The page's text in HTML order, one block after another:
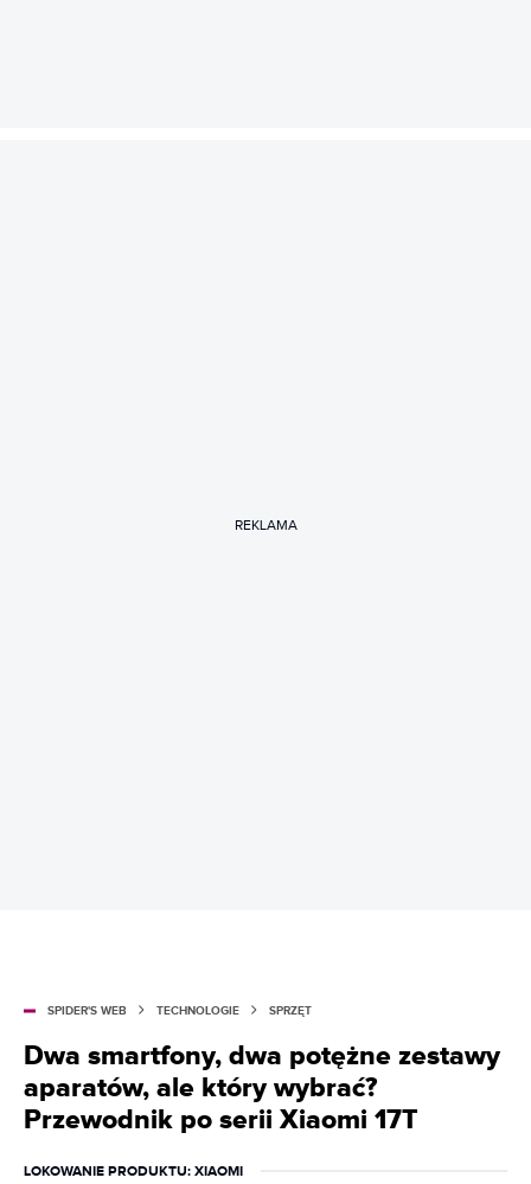
REKLAMA
SPIDER'S WEB TECHNOLOGIE SPRZĘT
Dwa smartfony, dwa potężne zestawy
aparatów, ale który wybrać?
Przewodnik po serii Xiaomi 17T
LOKOWANIE PRODUKTU: XIAOMI